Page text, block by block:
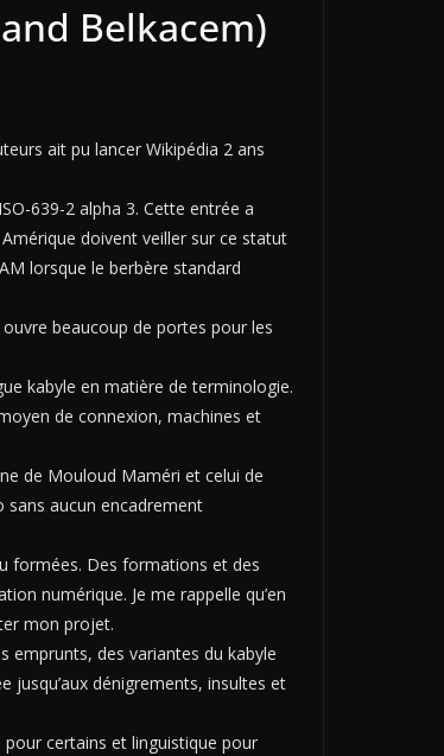
Belkacem)
ait pu lancer Wikipédia 2 ans
639-2 alpha 3. Cette entrée a
doivent veiller sur ce statut
lorsque le berbère standard
beaucoup de portes pour les
kabyle en matière de terminologie.
de connexion, machines et
de Mouloud Maméri et celui de
sans aucun encadrement
formées. Des formations et des
numérique. Je me rappelle qu’en
mon projet.
emprunts, des variantes du kabyle
jusqu’aux dénigrements, insultes et
certains et linguistique pour